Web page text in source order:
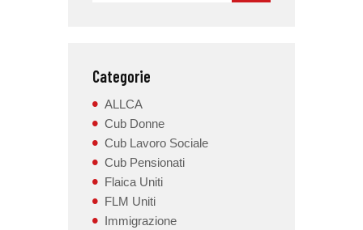
Categorie
ALLCA
Cub Donne
Cub Lavoro Sociale
Cub Pensionati
Flaica Uniti
FLM Uniti
Immigrazione